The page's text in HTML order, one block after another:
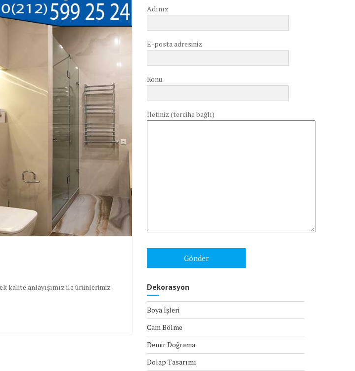
kalite anlayışımız ile ürünlerimiz
Adınız
E-posta adresiniz
Konu
İletiniz (tercihe bağlı)
Dekorasyon
Boya İşleri
Cam Bölme
Demir Doğrama
Dolap Tasarımı